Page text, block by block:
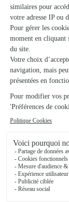
Ambiance
Moissey
★★★★ ★4.8
2, place de la
Voir la
Ils ont fait